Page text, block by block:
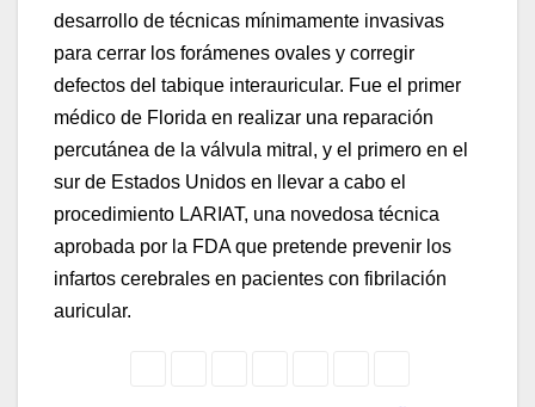
desarrollo de técnicas mínimamente invasivas
para cerrar los forámenes ovales y corregir
defectos del tabique interauricular. Fue el primer
médico de Florida en realizar una reparación
percutánea de la válvula mitral, y el primero en el
sur de Estados Unidos en llevar a cabo el
procedimiento LARIAT, una novedosa técnica
aprobada por la FDA que pretende prevenir los
infartos cerebrales en pacientes con fibrilación
auricular.